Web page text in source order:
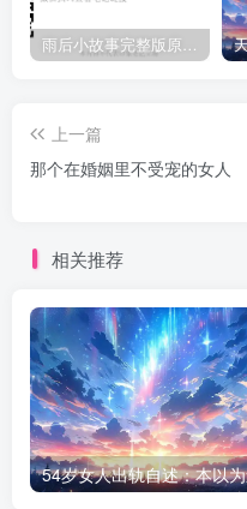
雨后小故事完整版原片动态图（图+文字解说版）
上一篇
那个在婚姻里不受宠的女人
相关推荐